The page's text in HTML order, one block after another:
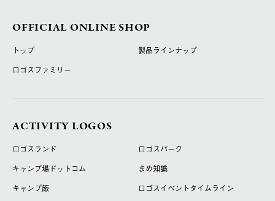
OFFICIAL ONLINE SHOP
トップ
製品ラインナップ
ロゴスファミリー
ACTIVITY LOGOS
ロゴスランド
ロゴスパーク
キャンプ場ドットコム
まめ知識
キャンプ飯
ロゴスイベントタイムライン